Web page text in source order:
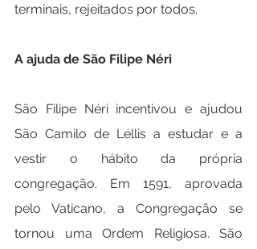
terminais, rejeitados por todos.
A ajuda de São Filipe Néri
São Filipe Néri incentivou e ajudou
São Camilo de Léllis a estudar e a
vestir o hábito da própria
congregação. Em 1591, aprovada
pelo Vaticano, a Congregação se
tornou uma Ordem Religiosa. São